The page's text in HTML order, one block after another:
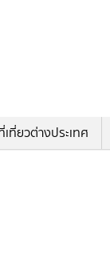
เที่ยวต่างประเทศ